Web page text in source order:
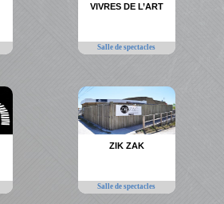
VIVRES DE L’ART
Salle de spectacles
ZIK ZAK
Salle de spectacles